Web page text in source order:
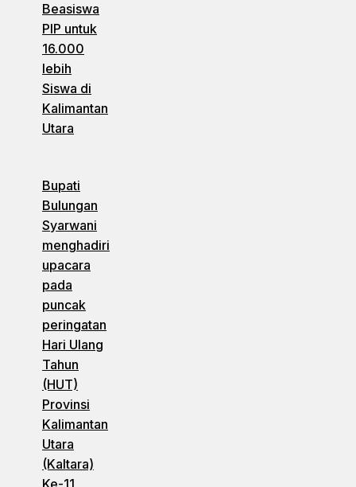
Beasiswa
PIP untuk
16.000
lebih
Siswa di
Kalimantan
Utara
Bupati
Bulungan
Syarwani
menghadiri
upacara
pada
puncak
peringatan
Hari Ulang
Tahun
(HUT)
Provinsi
Kalimantan
Utara
(Kaltara)